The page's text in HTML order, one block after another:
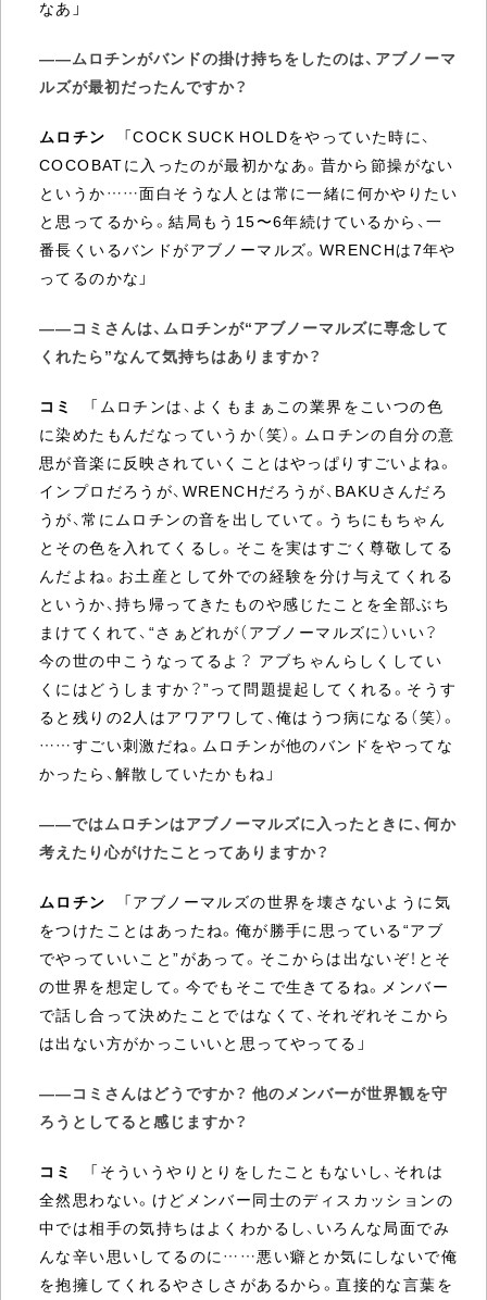
なあ」
――ムロチンがバンドの掛け持ちをしたのは、アブノーマ
ルズが最初だったんですか？
ムロチン 「COCK SUCK HOLDをやっていた時に、
COCOBATに入ったのが最初かなあ。昔から節操がない
というか……面白そうな人とは常に一緒に何かやりたい
と思ってるから。結局もう15〜6年続けているから、一
番長くいるバンドがアブノーマルズ。WRENCHは7年や
ってるのかな」
――コミさんは、ムロチンが“アブノーマルズに専念して
くれたら”なんて気持ちはありますか？
コミ
「ムロチンは、よくもまぁこの業界をこいつの色
に染めたもんだなっていうか（笑）。ムロチンの自分の意
思が音楽に反映されていくことはやっぱりすごいよね。
インプロだろうが、WRENCHだろうが、BAKUさんだろ
うが、常にムロチンの音を出していて。うちにもちゃん
とその色を入れてくるし。そこを実はすごく尊敬してる
んだよね。お土産として外での経験を分け与えてくれる
というか、持ち帰ってきたものや感じたことを全部ぶち
まけてくれて、“さぁどれが（アブノーマルズに）いい？
今の世の中こうなってるよ？ アブちゃんらしくしてい
くにはどうしますか？”って問題提起してくれる。そうす
ると残りの2人はアワアワして、俺はうつ病になる（笑）。
……すごい刺激だね。ムロチンが他のバンドをやってな
かったら、解散していたかもね」
――ではムロチンはアブノーマルズに入ったときに、何か
考えたり心がけたことってありますか？
ムロチン 「アブノーマルズの世界を壊さないように気
をつけたことはあったね。俺が勝手に思っている“アブ
でやっていいこと”があって。そこからは出ないぞ！とそ
の世界を想定して。今でもそこで生きてるね。メンバー
で話し合って決めたことではなくて、それぞれそこから
は出ない方がかっこいいと思ってやってる」
――コミさんはどうですか？ 他のメンバーが世界観を守
ろうとしてると感じますか？
コミ
「そういうやりとりをしたこともないし、それは
全然思わない。けどメンバー同士のディスカッションの
中では相手の気持ちはよくわかるし、いろんな局面でみ
んな辛い思いしてるのに……悪い癖とか気にしないで俺
を抱擁してくれるやさしさがあるから。直接的な言葉を